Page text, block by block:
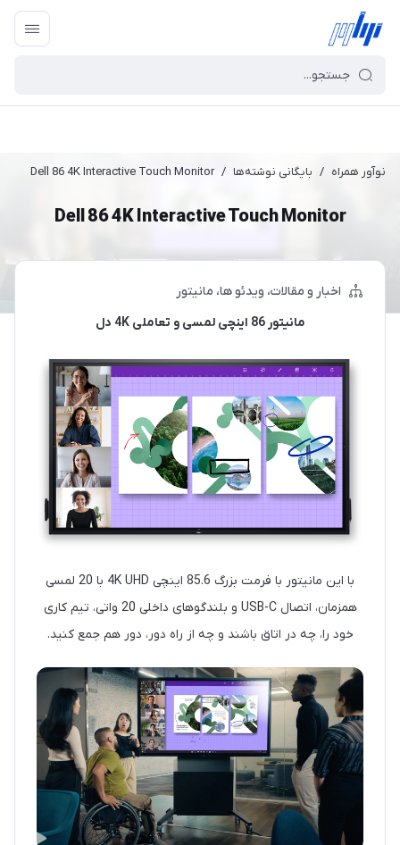
نوآور همراه / بایگانی نوشته‌ها /
Dell 86 4K Interactive Touch Monitor
Dell 86 4K Interactive Touch Monitor
اخبار و مقالات ویدئو ها مانیتور
مانیتور 86 اینچی لمسی و تعاملی 4K دل
با این مانیتور با فرمت بزرگ 85.6 اینچی 4K UHD با 20 لمسی
همزمان، اتصال USB-C و بلندگوهای داخلی 20 واتی، تیم کاری
خود را، چه در اتاق باشند و چه از راه دور، دور هم جمع کنید.